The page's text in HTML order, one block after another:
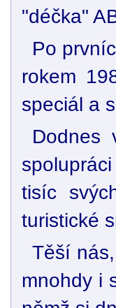
"déčka"
Po
rokem
speciál a
Dodnes
tisíc
turistické
Těší
mnohdy i